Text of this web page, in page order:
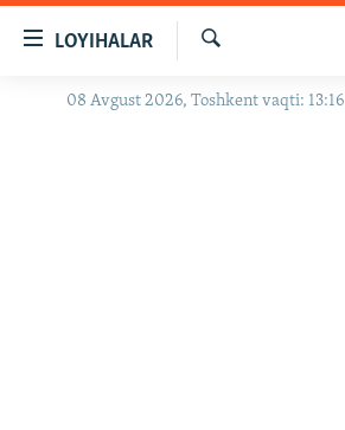
Бош
LOYIHALAR
OZODLIK SURISHTIRUVLARI
Излаш
08 Avgust 2026, Toshkent vaqti: 13:16